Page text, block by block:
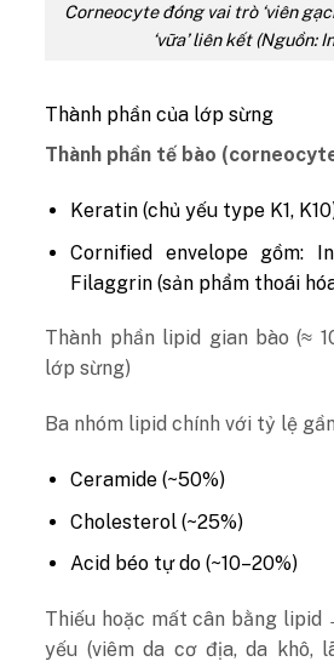
Corneocyte đóng vai trò ‘viên
‘vữa’ liên kết (Nguồn:
Thành phần của lớp sừng
Thành phần tế bào
Keratin (chủ yếu type K1,
Cornified envelope gồm:
Filaggrin (sản phẩm thoái
Thành phần lipid gian bào (≈
lớp sừng)
Ba nhóm lipid chính với tỷ lệ
Ceramide (~50%)
Cholesterol (~25%)
Acid béo tự do (~10–20%)
Thiếu hoặc mất cân bằng lipid
yếu (viêm da cơ địa, da khô,